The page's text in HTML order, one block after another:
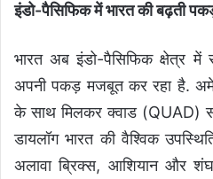
इंडो-पैसिफिक में भारत की बढ़ती
भारत अब इंडो-पैसिफिक क्षेत्र में
अपनी पकड़ मजबूत कर रहा है.
के साथ मिलकर क्वाड (QUAD)
डायलॉग भारत की वैश्विक
अलावा ब्रिक्स, आशियान और